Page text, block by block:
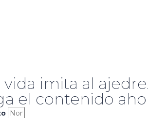
vida imita al
el contenido